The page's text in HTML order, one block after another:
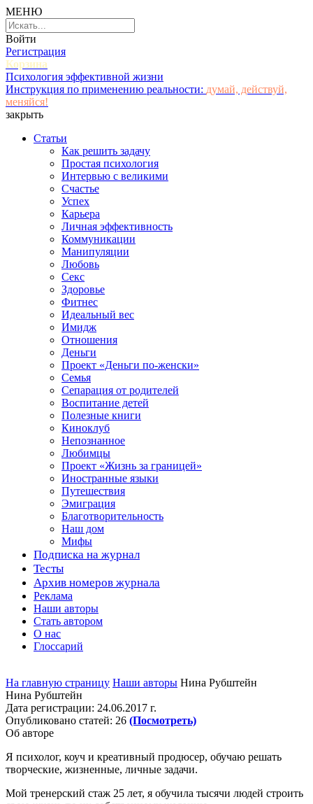
МЕНЮ
Войти
Регистрация
Корзина
Психология эффективной жизни
Инструкция по применению реальности: думай, действуй,
меняйся!
закрыть
Статьи
Как решить задачу
Простая психология
Интервью с великими
Счастье
Успех
Карьера
Личная эффективность
Коммуникации
Манипуляции
Любовь
Секс
Здоровье
Фитнес
Идеальный вес
Имидж
Отношения
Деньги
Проект «Деньги по-женски»
Семья
Сепарация от родителей
Воспитание детей
Полезные книги
Киноклуб
Непознанное
Любимцы
Проект «Жизнь за границей»
Иностранные языки
Путешествия
Эмиграция
Благотворительность
Наш дом
Мифы
Подписка на журнал
Тесты
Архив номеров журнала
Реклама
Наши авторы
Стать автором
О нас
Глоссарий
На главную страницу Наши авторы Нина Рубштейн
Нина Рубштейн
Дата регистрации: 24.06.2017 г.
Опубликовано статей: 26 (Посмотреть)
Об авторе
Я психолог, коуч и креативный продюсер, обучаю решать
творческие, жизненные, личные задачи.
Мой тренерский стаж 25 лет, я обучила тысячи людей строить